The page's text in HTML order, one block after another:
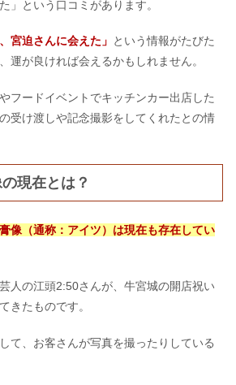
」という口コミがあります。
宮迫さんに会えた」 という情報がたびた
運が良ければ会えるかもしれません。
フードイベントでキッチンカー出店した
受け渡しや記念撮影をしてくれたとの情
現在とは？
像（通称：アイツ）は現在も存在してい
人の江頭2:50さんが、牛宮城の開店祝い
きたものです。
て、お客さんが写真を撮ったりしている